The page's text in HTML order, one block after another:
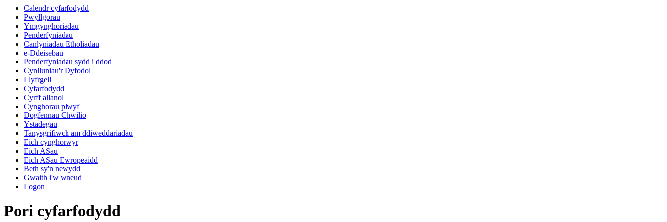
Calendr cyfarfodydd
Pwyllgorau
Ymgynghoriadau
Penderfyniadau
Canlyniadau Etholiadau
e-Ddeisebau
Penderfyniadau sydd i ddod
Cynlluniau'r Dyfodol
Llyfrgell
Cyfarfodydd
Cyrff allanol
Cynghorau plwyf
Dogfennau Chwilio
Ystadegau
Tanysgrifiwch am ddiweddariadau
Eich cynghorwyr
Eich ASau
Eich ASau Ewropeaidd
Beth sy'n newydd
Gwaith i'w wneud
Logon
Pori cyfarfodydd